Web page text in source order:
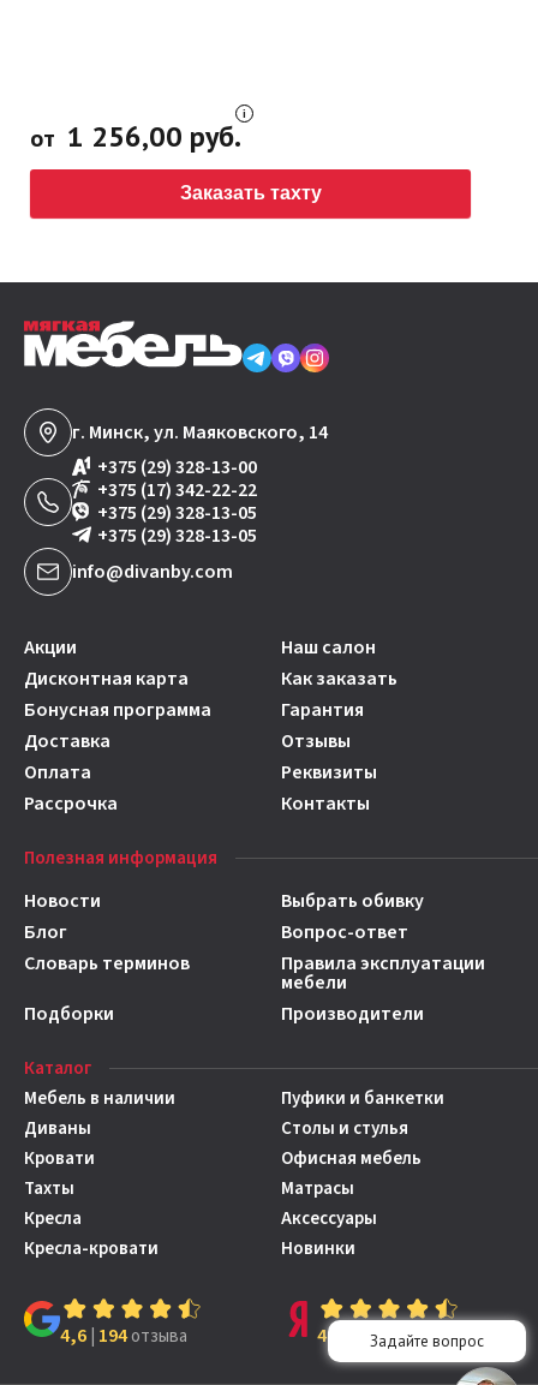
от 1 256,00 руб.
Заказать тахту
г. Минск, ул. Маяковского, 14
+375 (29) 328-13-00
+375 (17) 342-22-22
+375 (29) 328-13-05
+375 (29) 328-13-05
info@divanby.com
Акции
Наш салон
Дисконтная карта
Как заказать
Бонусная программа
Гарантия
Доставка
Отзывы
Оплата
Реквизиты
Рассрочка
Контакты
Полезная информация
Новости
Выбрать обивку
Блог
Вопрос-ответ
Словарь терминов
Правила эксплуатации
мебели
Подборки
Производители
Каталог
Мебель в наличии
Диваны
Кровати
Тахты
Кресла
Кресла-кровати
Пуфики и банкетки
Столы и стулья
Офисная мебель
Матрасы
Аксессуары
Новинки
4,6| 194отзыва 4,7 149отзывов